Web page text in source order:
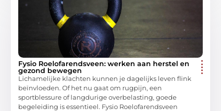
Fysio Roelofarendsveen: werken aan herstel en
gezond bewegen
Lichamelijke klachten kunnen je dagelijks leven flink
beïnvloeden. Of het nu gaat om rugpijn, een
sportblessure of langdurige overbelasting, goede
begeleiding is essentieel. Fysio Roelofarendsveen